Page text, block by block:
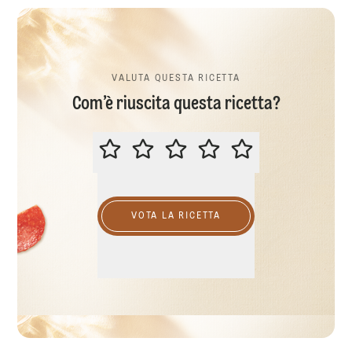
VALUTA QUESTA RICETTA
Com’è riuscita questa ricetta?
VALUTA QUESTA RICETTA
VOTA LA RICETTA